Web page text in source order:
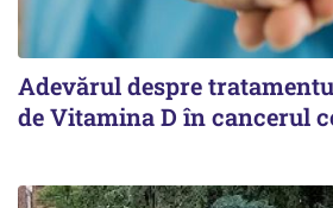
Adevărul despre
de Vitamina D în cancerul